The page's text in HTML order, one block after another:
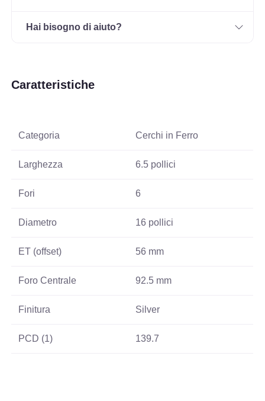
Hai bisogno di aiuto?
Caratteristiche
Categoria Cerchi in Ferro
Larghezza 6.5 pollici
Fori 6
Diametro 16 pollici
ET (offset) 56 mm
Foro Centrale 92.5 mm
Finitura Silver
PCD (1) 139.7